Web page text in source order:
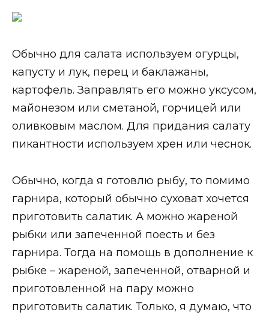
Обычно для салата используем огурцы,
капусту и лук, перец и баклажаны,
картофель. Заправлять его можно уксусом,
майонезом или сметаной, горчицей или
оливковым маслом. Для придания салату
пикантности используем хрен или чеснок.
Обычно, когда я готовлю рыбу, то помимо
гарнира, который обычно суховат хочется
приготовить салатик. А можно жареной
рыбки или запеченной поесть и без
гарнира. Тогда на помощь в дополнение к
рыбке – жареной, запеченной, отварной и
приготовленной на пару можно
приготовить салатик. Только, я думаю, что